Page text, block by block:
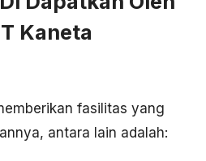
Kaneta
fasilitas yang
antara lain adalah: